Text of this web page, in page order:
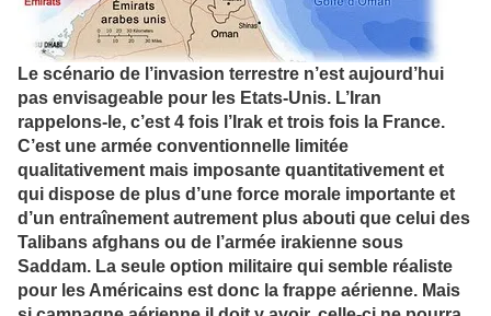
Le scénario de l’invasion terrestre n’est aujourd’hui
pas envisageable pour les Etats-Unis. L’Iran
rappelons-le, c’est 4 fois l’Irak et trois fois la France.
C’est une armée conventionnelle limitée
qualitativement mais imposante quantitativement et
qui dispose de plus d’une force morale importante et
d’un entraînement autrement plus abouti que celui des
Talibans afghans ou de l’armée irakienne sous
Saddam. La seule option militaire qui semble réaliste
pour les Américains est donc la frappe aérienne. Mais